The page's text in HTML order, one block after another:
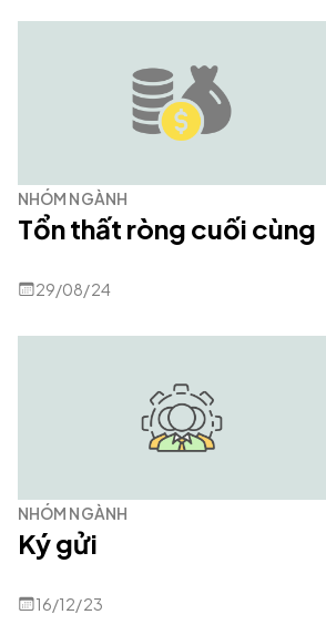
NHÓM NGÀNH
Tổn thất ròng cuối cùng
29/08/24
NHÓM NGÀNH
Ký gửi
16/12/23